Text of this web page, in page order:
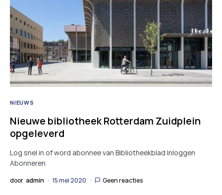
NIEUWS
Nieuwe bibliotheek Rotterdam Zuidplein
opgeleverd
Log snel in of word abonnee van Bibliotheekblad Inloggen
Abonneren
door admin 15 mei 2020 Geen reacties